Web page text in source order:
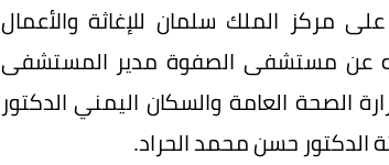
مركز الملك سلمان للإغاثة والأعمال
وقعه عن مستشفى الصفوة مدير المستشفى
العامة والسكان اليمني الدكتور
الدكتور حسن محمد الحراد.